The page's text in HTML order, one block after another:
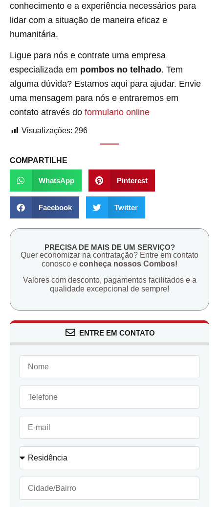
conhecimento e a experiência necessários para
lidar com a situação de maneira eficaz e
humanitária.
Ligue para nós e contrate uma empresa
especializada em pombos no telhado. Tem
alguma dúvida? Estamos aqui para ajudar. Envie
uma mensagem para nós e entraremos em
contato através do formulario online
Visualizações: 296
COMPARTILHE
WhatsApp Pinterest
Facebook Twitter
PRECISA DE MAIS DE UM SERVIÇO?
Quer economizar na contratação? Entre em contato
conosco e conheça nossos Combos!
Valores com desconto, pagamentos facilitados e a
qualidade excepcional de sempre!
ENTRE EM CONTATO